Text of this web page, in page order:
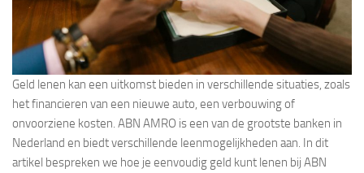
Geld lenen kan een uitkomst bieden in verschillende situaties, zoals
het financieren van een nieuwe auto, een verbouwing of
onvoorziene kosten. ABN AMRO is een van de grootste banken in
Nederland en biedt verschillende leenmogelijkheden aan. In dit
artikel bespreken we hoe je eenvoudig geld kunt lenen bij ABN